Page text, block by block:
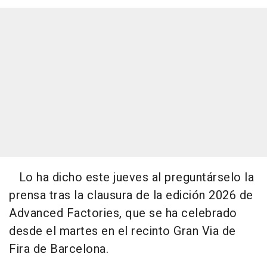
Lo ha dicho este jueves al preguntárselo la
prensa tras la clausura de la edición 2026 de
Advanced Factories, que se ha celebrado
desde el martes en el recinto Gran Via de
Fira de Barcelona.